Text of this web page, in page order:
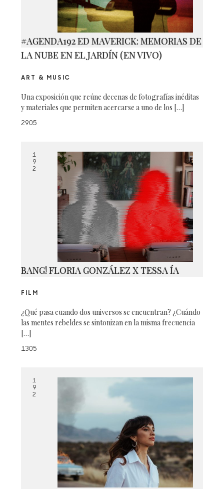
#AGENDA192 ED MAVERICK: MEMORIAS DE
LA NUBE EN EL JARDÍN (EN VIVO)
ART & MUSIC
Una exposición que reúne decenas de fotografías inéditas
y materiales que permiten acercarse a uno de los […]
2905
1
9
2
BANG! FLORIA GONZÁLEZ X TESSA ÍA
FILM
¿Qué pasa cuando dos universos se encuentran? ¿Cuándo
las mentes rebeldes se sintonizan en la misma frecuencia
[…]
1305
1
9
2